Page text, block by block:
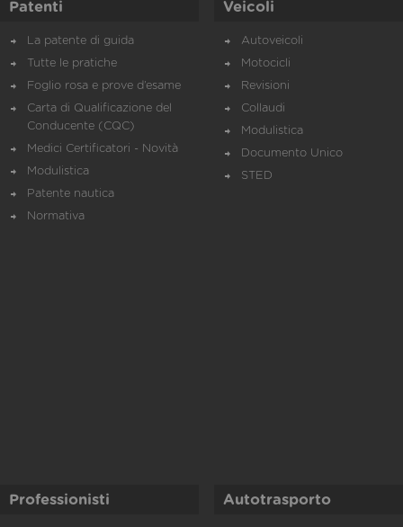
Patenti
La patente di guida
Tutte le pratiche
Foglio rosa e prove d’esame
Carta di Qualificazione del
Conducente (CQC)
Medici Certificatori - Novità
Modulistica
Patente nautica
Normativa
Veicoli
Autoveicoli
Motocicli
Revisioni
Collaudi
Modulistica
Documento Unico
STED
Professionisti Autotrasporto